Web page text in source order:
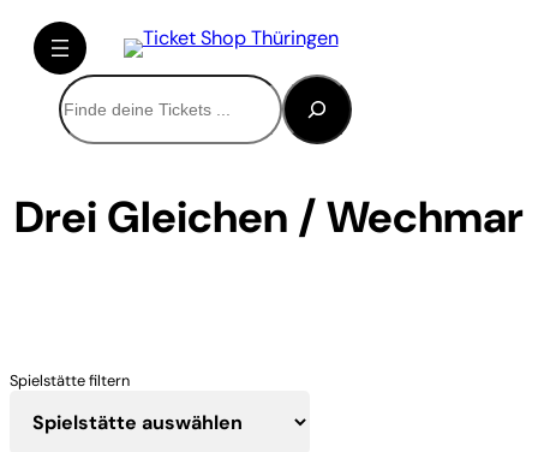
Direkt
zum
Inhalt
wechseln
Suchen
Drei Gleichen / Wechmar
Spielstätte filtern